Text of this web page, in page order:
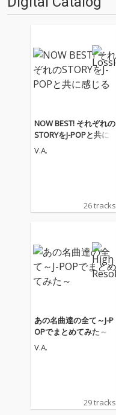
NOW BEST! それぞれの
STORYをJ-POPと共に
感じる
V.A.
26 tracks
あの名曲達の全て～J-P
OPでまとめてみた～
V.A.
29 tracks